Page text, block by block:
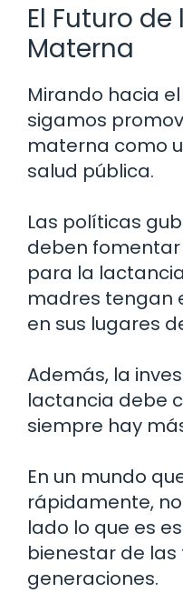
El Futuro
Materna
Mirando hacia
sigamos
materna como
salud pública.
Las políticas
deben
para la
madres tengan
en sus lugares
Además, la
lactancia debe
siempre hay
En un mundo
rápidamente,
lado lo que es
bienestar de las
generaciones.